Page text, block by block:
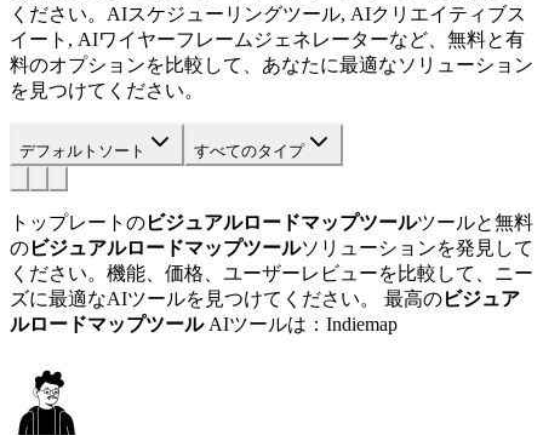
ください。AIスケジューリングツール, AIクリエイティブス
イート, AIワイヤーフレームジェネレーターなど、無料と有
料のオプションを比較して、あなたに最適なソリューション
を見つけてください。
デフォルトソート すべてのタイプ
トップレートのビジュアルロードマップツールツールと無料
のビジュアルロードマップツールソリューションを発見して
ください。機能、価格、ユーザーレビューを比較して、ニー
ズに最適なAIツールを見つけてください。
最高のビジュア
ルロードマップツールAIツールは：Indiemap